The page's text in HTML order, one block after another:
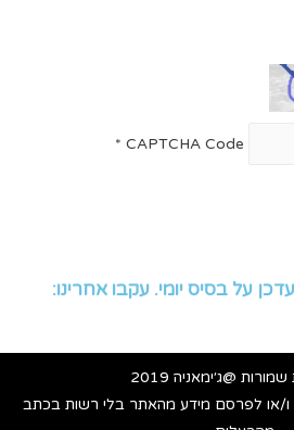
CAPTCHA Code
*
על בסיס יומי. עקבו אחרינו:
@ג׳ימאניה 2019
או לפרסם מידע מהאתר בלי רשות בכתב